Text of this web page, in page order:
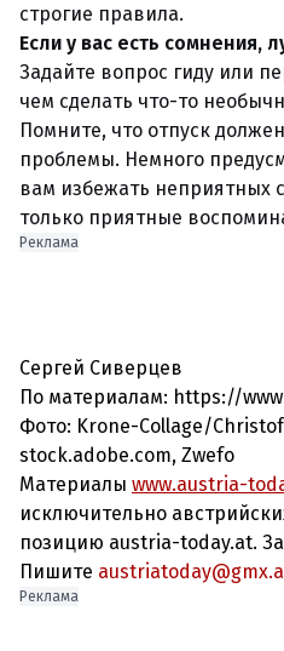
строгие правила.
Если у вас есть сомнения,
Задайте вопрос гиду или
чем сделать что-то
Помните, что отпуск
проблемы. Немного
вам избежать неприятных
только приятные
Реклама
Сергей Сиверцев
По материалам: https://
Фото: Krone-Collage/
stock.adobe.com, Zwefo
Материалы www.austria-
исключительно
позицию austria-today.at.
Пишите
Реклама